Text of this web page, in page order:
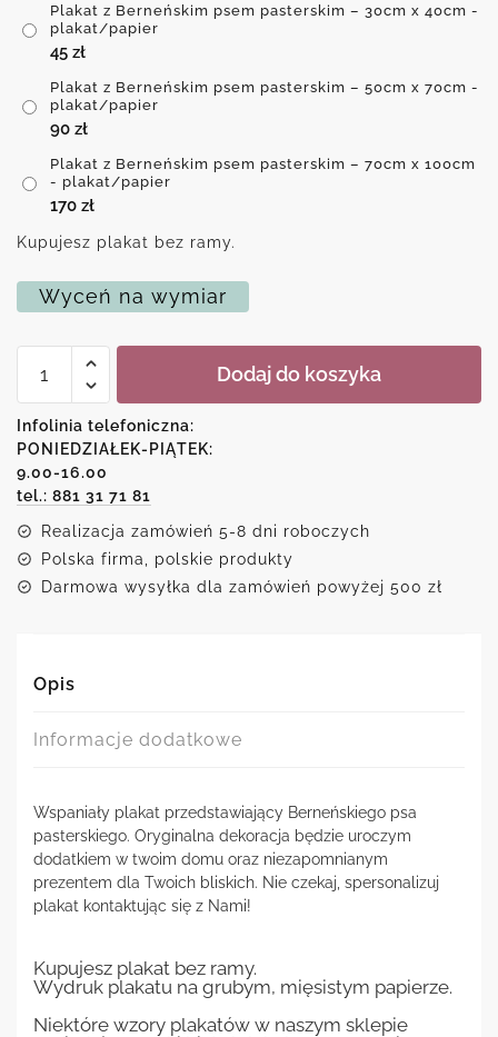
Plakat z Berneńskim psem pasterskim – 30cm x 40cm -
plakat/papier
45 zł
Plakat z Berneńskim psem pasterskim – 50cm x 70cm -
plakat/papier
90 zł
Plakat z Berneńskim psem pasterskim – 70cm x 100cm
- plakat/papier
170 zł
Kupujesz plakat bez ramy.
Wyceń na wymiar
Plakat
psem
pasterskim
Dodaj do koszyka
Infolinia telefoniczna:
PONIEDZIAŁEK-PIĄTEK:
9.00-16.00
tel.: 881 31 71 81
Realizacja zamówień 5-8 dni roboczych
Polska firma, polskie produkty
Darmowa wysyłka dla zamówień powyżej 500 zł
Opis
Informacje dodatkowe
Wspaniały plakat przedstawiający Berneńskiego psa
pasterskiego. Oryginalna dekoracja będzie uroczym
dodatkiem w twoim domu oraz niezapomnianym
prezentem dla Twoich bliskich. Nie czekaj, spersonalizuj
plakat kontaktując się z Nami!
Kupujesz plakat bez ramy.
Wydruk plakatu na grubym, mięsistym papierze.
Niektóre wzory plakatów w naszym sklepie